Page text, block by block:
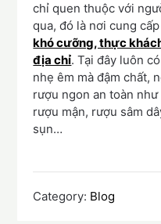
chỉ quen thuộc với
qua, đó là nơi cung cấp
khó cưỡng, thực
địa chỉ. Tại đây luôn
nhẹ êm mà đậm chất,
rượu ngon an toàn
rượu mận, rượu sâm
sụn…
Category: Blog